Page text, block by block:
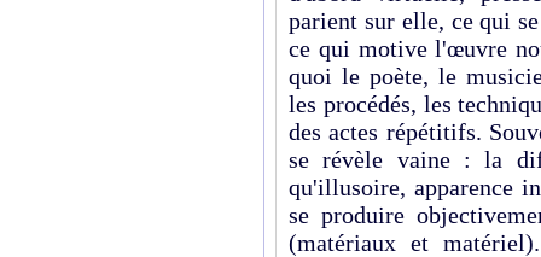
parient sur elle, ce qui
ce qui motive l'œuvre
quoi le poète, le
les procédés, les
des actes répétitifs.
se révèle vaine : la
qu'illusoire, apparence
se produire
(matériaux et